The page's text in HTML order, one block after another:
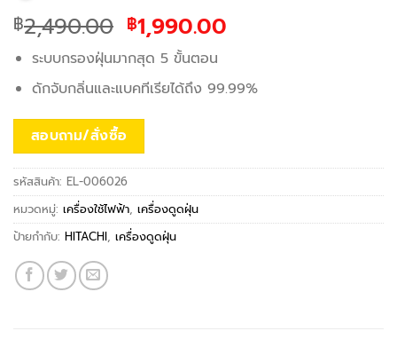
฿2,490.00 Original
price
was:
฿2,490.00.
฿1,990.00
฿1,990.00.
ระบบกรองฝุ่นมากสุด 5 ขั้นตอน
ดักจับกลิ่นและแบคทีเรียได้ถึง 99.99%
สอบถาม/สั่งซื้อ
รหัสสินค้า: EL-006026
หมวดหมู่: เครื่องใช้ไฟฟ้า, เครื่องดูดฝุ่น
ป้ายกำกับ: HITACHI, เครื่องดูดฝุ่น